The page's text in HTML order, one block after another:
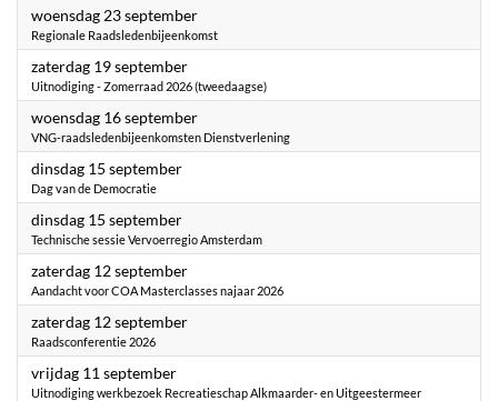
woensdag 23 september2026
Regionale Raadsledenbijeenkomst
zaterdag 19 september2026
Uitnodiging - Zomerraad 2026 (tweedaagse)
woensdag 16 september2026
VNG-raadsledenbijeenkomsten Dienstverlening
dinsdag 15 september2026
Dag van de Democratie
dinsdag 15 september2026
Technische sessie Vervoerregio Amsterdam
zaterdag 12 september2026
Aandacht voor COA Masterclasses najaar 2026
zaterdag 12 september2026
Raadsconferentie 2026
vrijdag 11 september2026
Uitnodiging werkbezoek Recreatieschap Alkmaarder- en Uitgeestermeer